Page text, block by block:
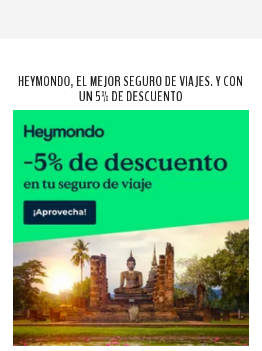
HEYMONDO, EL MEJOR SEGURO DE VIAJES. Y CON
UN 5% DE DESCUENTO